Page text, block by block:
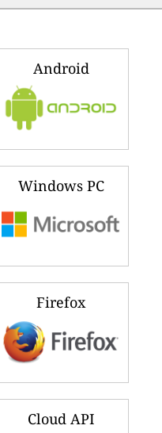
Android
Windows PC
Firefox
Cloud API